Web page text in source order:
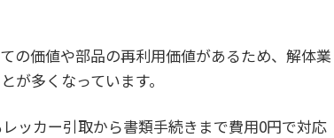
の価値や部品の再利用価値があるため、解体業
が多くなっています。
ッカー引取から書類手続きまで費用0円で対応